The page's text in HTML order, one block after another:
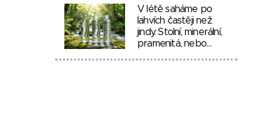
V létě saháme po
lahvích častěji než
jindy. Stolní, minerální,
pramenitá, nebo…